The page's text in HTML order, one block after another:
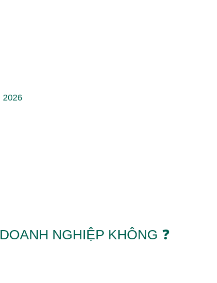
NGHIỆP KHÔNG ❓